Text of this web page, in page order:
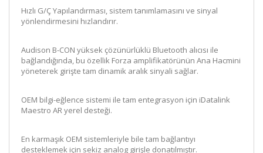
Hızlı G/Ç Yapılandırması, sistem tanımlamasını ve sinyal
yönlendirmesini hızlandırır.
Audison B-CON yüksek çözünürlüklü Bluetooth alıcısı ile
bağlandığında, bu özellik Forza amplifikatörünün Ana Hacmini
yöneterek girişte tam dinamik aralık sinyali sağlar.
OEM bilgi-eğlence sistemi ile tam entegrasyon için iDatalink
Maestro AR yerel desteği.
En karmaşık OEM sistemleriyle bile tam bağlantıyı
desteklemek için sekiz analog girişle donatılmıştır.